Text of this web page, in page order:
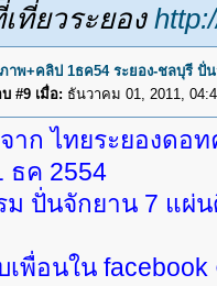
ที่ยวระยอง
าพ+คลิป 1ธค54 ระยอง-ชลบุรี ปั่
#9 เมื่อ: ธันวาคม 01, 2011,
าก ไทยระยองดอ
ธค 2554
ม ปั่นจักยาน 7 แผ่
เพื่อนใน